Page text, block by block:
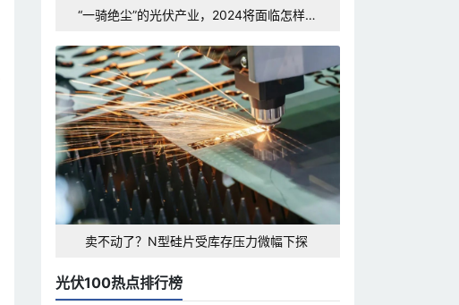
“一骑绝尘”的光伏产业，2024将面临怎样的
卖不动了？N型硅片受库存压力微幅下探
光伏100热点排行榜